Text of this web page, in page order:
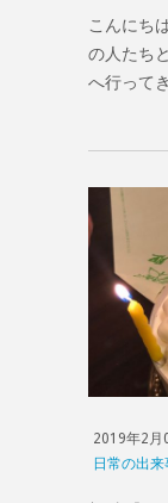
こんにち
の人たち
へ行って
2019年2月
日常の出来